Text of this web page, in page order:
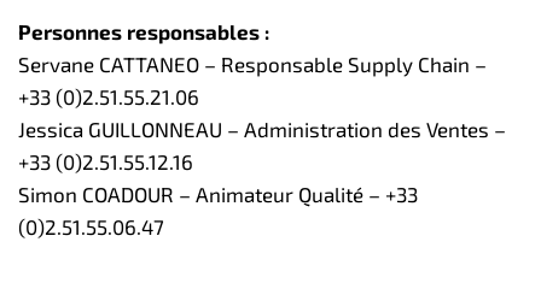
Personnes responsables :
Servane CATTANEO – Responsable Supply Chain –
+33 (0)2.51.55.21.06
Jessica GUILLONNEAU – Administration des Ventes –
+33 (0)2.51.55.12.16
Simon COADOUR – Animateur Qualité – +33
(0)2.51.55.06.47